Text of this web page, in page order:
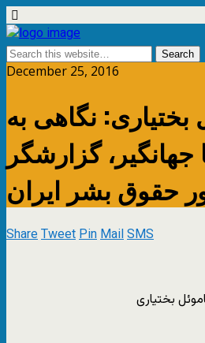
December 25, 2016
نگاهی به
گزارشگر
حقوق بشر ایران
ShareTweetPinMailSMS
بختیاری